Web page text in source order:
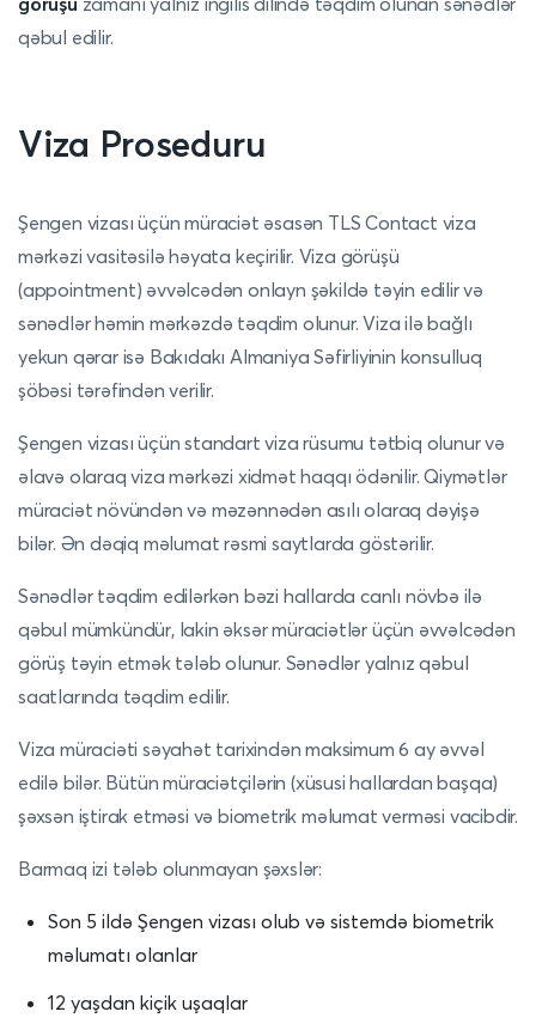
qəbul edilir.
Viza Proseduru
Şengen vizası üçün müraciət əsasən TLS Contact viza
mərkəzi vasitəsilə həyata keçirilir. Viza görüşü
(appointment) əvvəlcədən onlayn şəkildə təyin edilir və
sənədlər həmin mərkəzdə təqdim olunur. Viza ilə bağlı
yekun qərar isə Bakıdakı Almaniya Səfirliyinin konsulluq
şöbəsi tərəfindən verilir.
Şengen vizası üçün standart viza rüsumu tətbiq olunur və
əlavə olaraq viza mərkəzi xidmət haqqı ödənilir. Qiymətlər
müraciət növündən və məzənnədən asılı olaraq dəyişə
bilər. Ən dəqiq məlumat rəsmi saytlarda göstərilir.
Sənədlər təqdim edilərkən bəzi hallarda canlı növbə ilə
qəbul mümkündür, lakin əksər müraciətlər üçün əvvəlcədən
görüş təyin etmək tələb olunur. Sənədlər yalnız qəbul
saatlarında təqdim edilir.
Viza müraciəti səyahət tarixindən maksimum 6 ay əvvəl
edilə bilər. Bütün müraciətçilərin (xüsusi hallardan başqa)
şəxsən iştirak etməsi və biometrik məlumat verməsi vacibdir.
Barmaq izi tələb olunmayan şəxslər:
Son 5 ildə Şengen vizası olub və sistemdə biometrik
məlumatı olanlar
12 yaşdan kiçik uşaqlar